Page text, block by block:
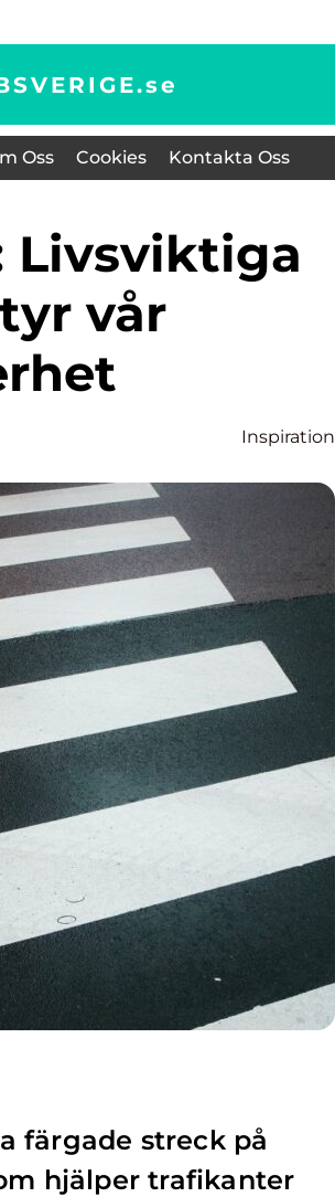
se
Oss Cookies Kontakta Oss
vår
Inspiration
färgade streck på
hjälper trafikanter